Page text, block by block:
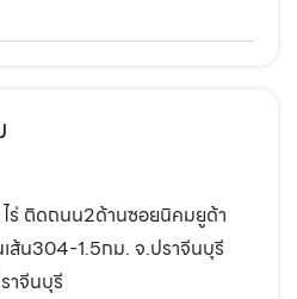
ร่ ติดถนน2ด้านซอยนิคมยูด้า
ส้น304-1.5กม. จ.ปราจีนบุรี
าจีนบุรี